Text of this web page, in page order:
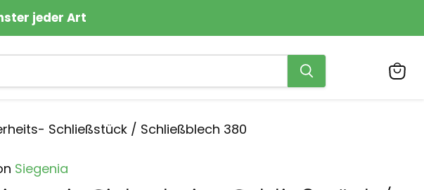
jeder Art
Schließstück / Schließblech 380
Siegenia